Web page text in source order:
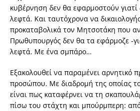
κυβέρνηση δεν θα εφαρμοστούν
λεφτά. Και ταυτόχρονα να
προκαταβολικά τον Μητσοτάκη που
Πρωθυπουργός δεν θα τα εφάρμοζε -
λεφτά. Με ένα σμπάρο…
Εξακολουθεί να παραμένει αρνητικό
προσώπου. Με διαδρομή της οποίας
είναι πως καταφέρνει να τη
πίσω του στάχτη και μπούρμπερη: